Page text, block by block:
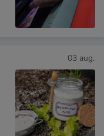
03 aug.